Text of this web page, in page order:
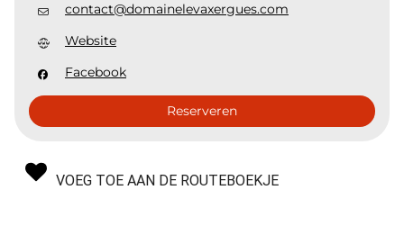
contact@domainelevaxergues.com
Website
Facebook
Reserveren
VOEG TOE AAN DE ROUTEBOEKJE